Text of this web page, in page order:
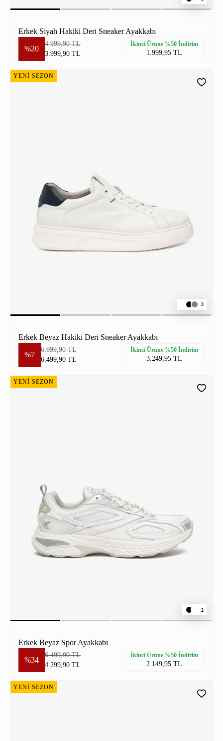
Erkek Siyah Hakiki Deri Sneaker Ayakkabı
%20
4.999,90 TL
3.999,90 TL
İkinci Ürüne %50 İndirim
1.999,95 TL
YENİ SEZON
3
Erkek Beyaz Hakiki Deri Sneaker Ayakkabı
%7
6.999,90 TL
6.499,90 TL
İkinci Ürüne %50 İndirim
3.249,95 TL
YENİ SEZON
2
Erkek Beyaz Spor Ayakkabı
%34
6.499,90 TL
4.299,90 TL
İkinci Ürüne %50 İndirim
2.149,95 TL
YENİ SEZON